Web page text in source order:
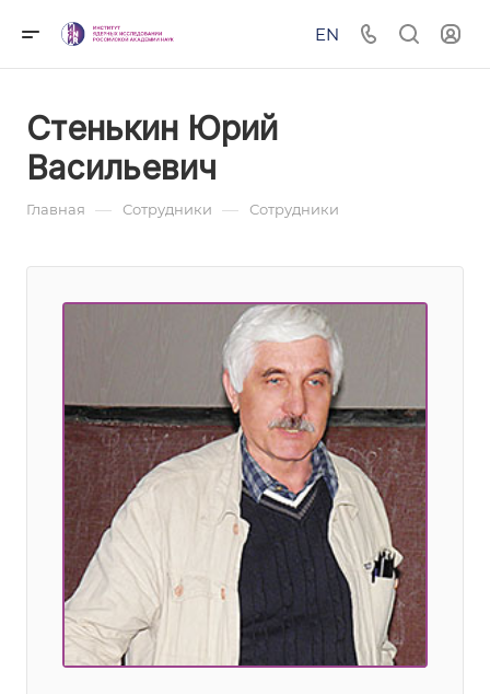
EN
Стенькин Юрий
Васильевич
Главная — Сотрудники — Сотрудники